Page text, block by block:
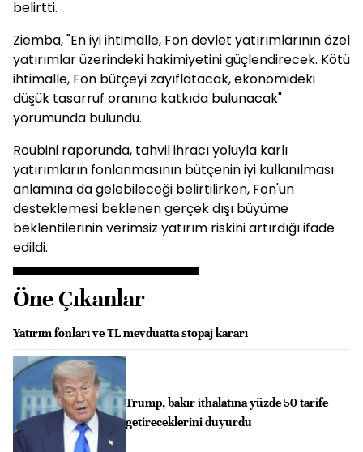
belirtti.
Ziemba, "En iyi ihtimalle, Fon devlet yatırımlarının özel
yatırımlar üzerindeki hakimiyetini güçlendirecek. Kötü
ihtimalle, Fon bütçeyi zayıflatacak, ekonomideki
düşük tasarruf oranına katkıda bulunacak"
yorumunda bulundu.
Roubini raporunda, tahvil ihracı yoluyla karlı
yatırımların fonlanmasının bütçenin iyi kullanılması
anlamına da gelebileceği belirtilirken, Fon'un
desteklemesi beklenen gerçek dışı büyüme
beklentilerinin verimsiz yatırım riskini artırdığı ifade
edildi.
Öne Çıkanlar
Yatırım fonları ve TL mevduatta stopaj kararı
Trump, bakır ithalatına yüzde 50 tarife
getireceklerini duyurdu